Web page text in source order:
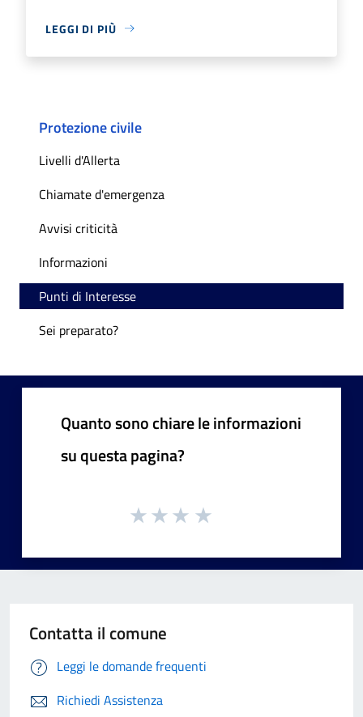
LEGGI DI PIÙ
Protezione civile
Livelli d'Allerta
Chiamate d'emergenza
Avvisi criticità
Informazioni
Punti di Interesse
Sei preparato?
Quanto sono chiare le informazioni
su questa pagina?
Contatta il comune
Leggi le domande frequenti
Richiedi Assistenza